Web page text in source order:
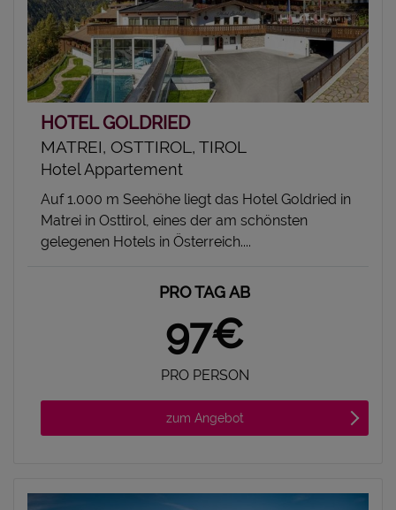
HOTEL GOLDRIED
MATREI, OSTTIROL, TIROL
Hotel Appartement
Auf 1.000 m Seehöhe liegt das Hotel Goldried in
Matrei in Osttirol, eines der am schönsten
gelegenen Hotels in Österreich....
PRO TAG AB
97€
PRO PERSON
zum Angebot